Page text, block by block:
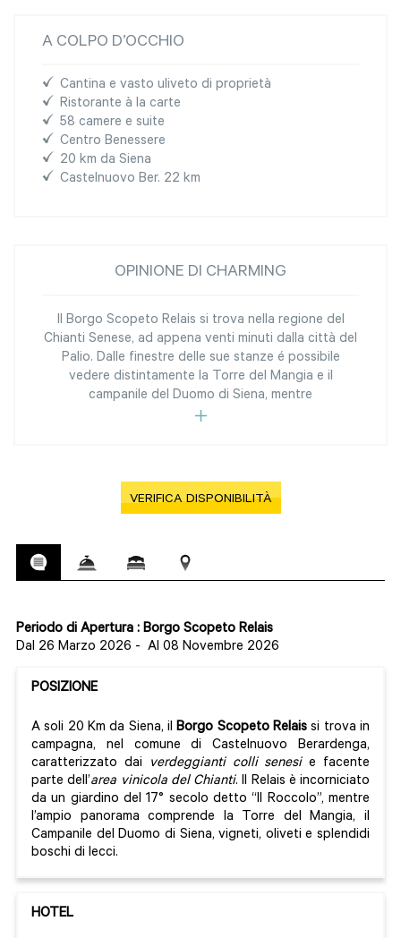
A COLPO D’OCCHIO
Cantina e vasto uliveto di proprietà
Ristorante à la carte
58 camere e suite
Centro Benessere
20 km da Siena
Castelnuovo Ber. 22 km
OPINIONE DI CHARMING
Il Borgo Scopeto Relais si trova nella regione del
Chianti Senese, ad appena venti minuti dalla città del
Palio. Dalle finestre delle sue stanze é possibile
vedere distintamente la Torre del Mangia e il
campanile del Duomo di Siena, mentre
VERIFICA DISPONIBILITÀ
Periodo di Apertura : Borgo Scopeto Relais
Dal 26 Marzo 2026 - Al 08 Novembre 2026
POSIZIONE
A soli 20 Km da Siena, ilBorgo Scopeto Relaissi trova in
campagna, nel comune di Castelnuovo Berardenga,
caratterizzato dai
verdeggianti colli senesie facente
parte dell’area vinicola del Chianti. Il Relais è incorniciato
da un giardino del 17° secolo detto “Il Roccolo”, mentre
l’ampio panorama comprende la Torre del Mangia, il
Campanile del Duomo di Siena, vigneti, oliveti e splendidi
boschi di lecci.
HOTEL